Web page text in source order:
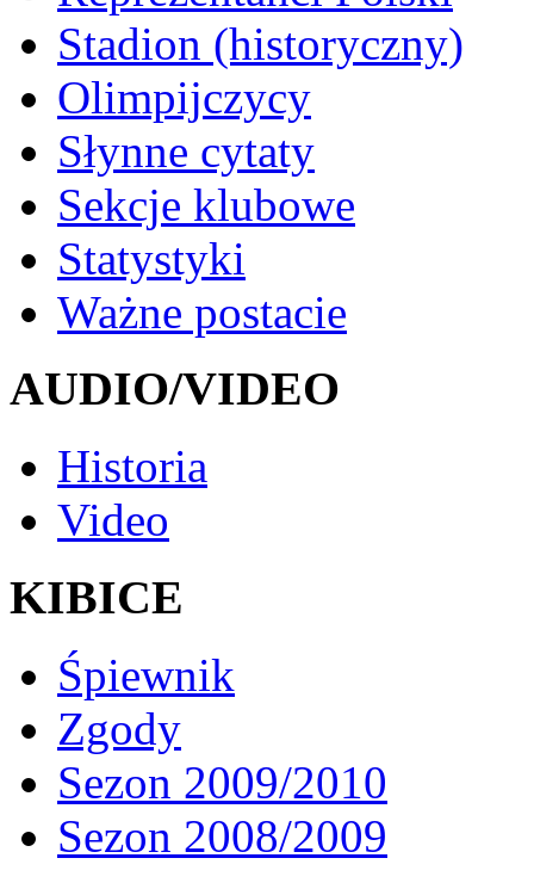
Stadion (historyczny)
Olimpijczycy
Słynne cytaty
Sekcje klubowe
Statystyki
Ważne postacie
AUDIO/VIDEO
Historia
Video
KIBICE
Śpiewnik
Zgody
Sezon 2009/2010
Sezon 2008/2009